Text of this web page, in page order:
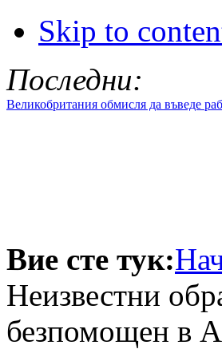
Skip to
Последни:
Великобритания обмисля да въведе
Вие сте тук:
Неизвестни
безпомощен в